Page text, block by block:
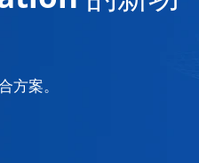
方案。